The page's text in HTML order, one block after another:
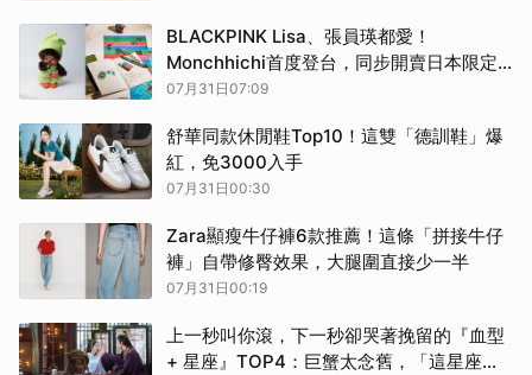
BLACKPINK Lisa、張員瑛都愛！
Monchhichi首度登台，同步開賣日本限定
盲盒
07月31日07:09
舒華同款休閒鞋Top10！這雙「德訓鞋」爆
紅，免3000入手
07月31日00:30
Zara顯瘦牛仔褲6款推薦！這條「拼接牛仔
褲」自帶修臀效果，大腿圍直接少一半
07月31日00:19
上一秒叫你滾，下一秒卻哭著挽留的『血型
+ 星座』TOP4：巨蟹太念舊，「這星座」